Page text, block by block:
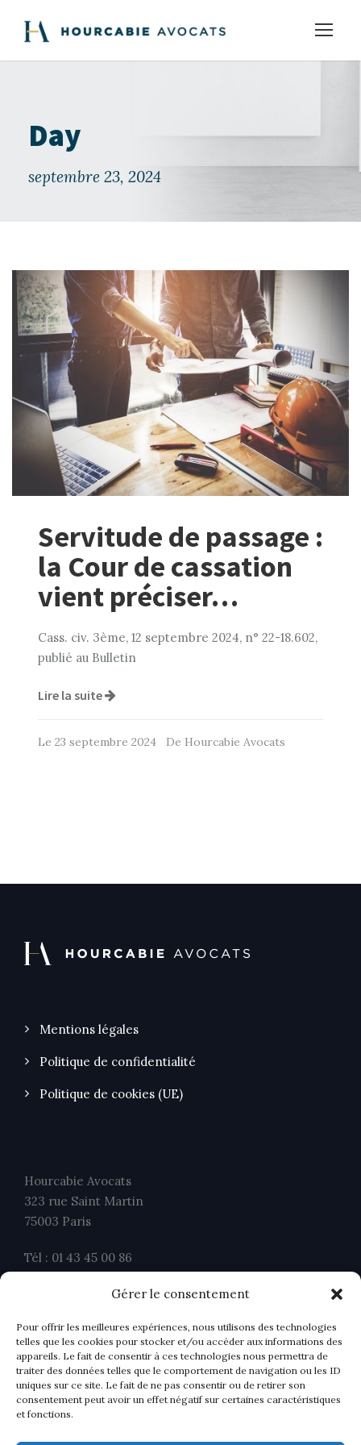
Gérer le consentement
Pour offrir les meilleures expériences, nous utilisons des technologies
telles que les cookies pour stocker et/ou accéder aux informations des
appareils. Le fait de consentir à ces technologies nous permettra de
traiter des données telles que le comportement de navigation ou les ID
uniques sur ce site. Le fait de ne pas consentir ou de retirer son
consentement peut avoir un effet négatif sur certaines caractéristiques
et fonctions.
Day
septembre 23, 2024
Servitude de passage :
la Cour de cassation
vient préciser…
Cass. civ. 3ème, 12 septembre 2024, n° 22-18.602,
publié au Bulletin
Lire la suite
Le 23 septembre 2024 De Hourcabie Avocats
Mentions légales
Politique de confidentialité
Politique de cookies (UE)
Hourcabie Avocats
323 rue Saint Martin
75003 Paris
Tél : 01 43 45 00 86
contact@ahavocats.fr